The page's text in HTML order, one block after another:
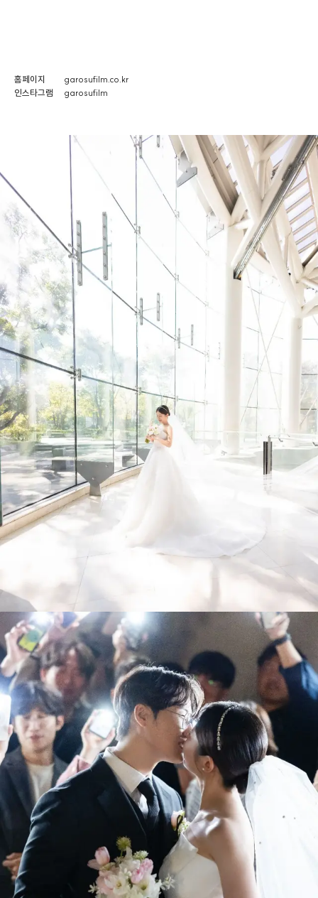
홈페이지
garosufilm.co.kr
인스타그램
garosufilm